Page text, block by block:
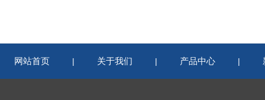
网站首页 | 关于我们 | 产品中心 |